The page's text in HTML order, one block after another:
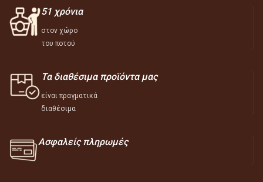
51 χρόνια
στον χώρο
του ποτού
Τα διαθέσιμα προϊόντα μας
είναι πραγματικά
διαθέσιμα
Ασφαλείς πληρωμές